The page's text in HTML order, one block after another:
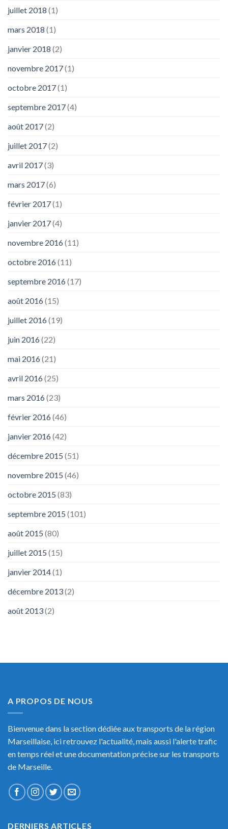
juillet 2018 (1)
mars 2018 (1)
janvier 2018 (2)
novembre 2017(1)
octobre 2017(1)
septembre 2017(4)
août 2017(2)
juillet 2017(2)
avril 2017(3)
mars 2017(6)
février 2017(1)
janvier 2017(4)
novembre 2016(11)
octobre 2016(11)
septembre 2016(17)
août 2016(15)
juillet 2016(19)
juin 2016(22)
mai 2016(21)
avril 2016(25)
mars 2016(23)
février 2016(46)
janvier 2016(42)
décembre 2015 (51)
novembre 2015 (46)
octobre 2015 (83)
septembre 2015 (101)
août 2015 (80)
juillet 2015 (15)
janvier 2014(1)
décembre 2013(2)
août 2013(2)
A PROPOS DE NOUS
Bienvenue dans la section dédiée aux transports de la région
Marseillaise, ici retrouvez l'actualité, mais aussi l'alerte trafic
en temps réel et une documentation précise sur les transports
de Marseille.
DERNIERS ARTICLES